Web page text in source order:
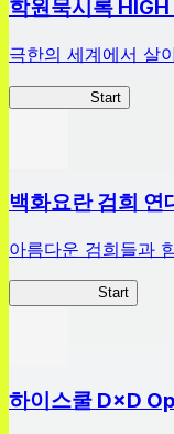
학원묵시록
극한의 세계에서 살
Start
백화요란 검희 연
아름다운 검희들과
Start
하이스쿨 D×D